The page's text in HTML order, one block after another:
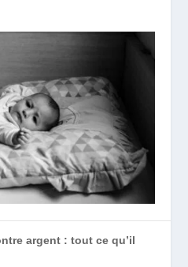
argent : tout ce qu’il